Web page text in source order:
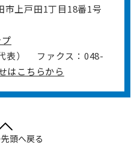
市上戸田1丁目18番1号
）
ファクス：048-
はこちらから
頭へ戻る